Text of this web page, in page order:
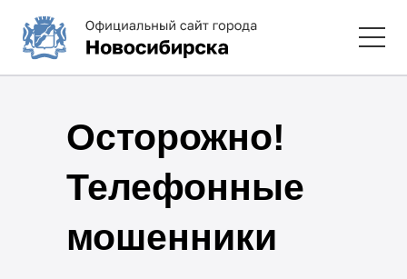
Осторожно!
Телефонные
мошенники